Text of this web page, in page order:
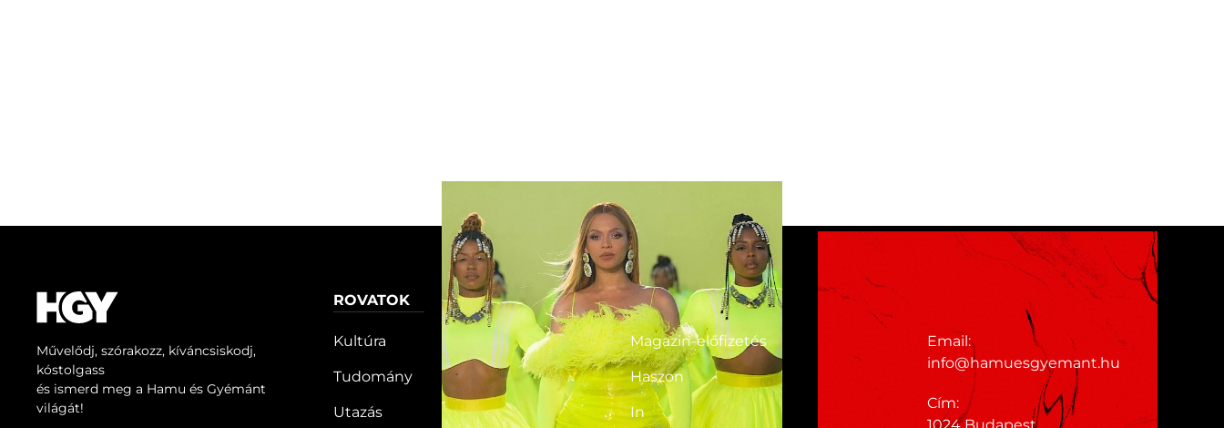
Művelődj, szórakozz, kíváncsiskodj,
kóstolgass
és ismerd meg a Hamu és Gyémánt
világát!
ROVATOK
Kultúra
Tudomány
Utazás
HG MEDIA
Magazin-előfizetés
Haszon
In
Email:
info@hamuesgyemant.hu
Cím: